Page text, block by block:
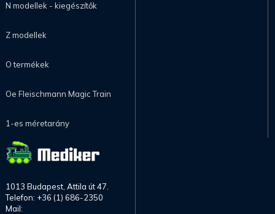
N modellek - kiegészítők
Z modellek
O termékek
Oe Fleischmann Magic Train
1-es méretarány
1013 Budapest, Attila út 47.
Telefon: +36 (1) 686-2350
Mail: